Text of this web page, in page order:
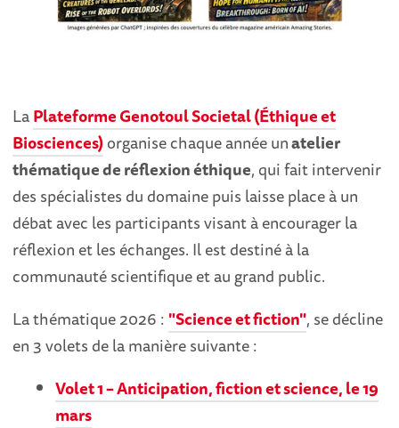
LaPlateforme Genotoul Societal (Éthique et
Biosciences)organise chaque année unatelier
thématique de réflexion éthique, qui fait intervenir
des spécialistes du domaine puis laisse place à un
débat avec les participants visant à encourager la
réflexion et les échanges. Il est destiné à la
communauté scientifique et au grand public.
La thématique 2026 : "Science et fiction", se décline
en 3 volets de la manière suivante :
Volet 1 – Anticipation, fiction et science, le 19
mars